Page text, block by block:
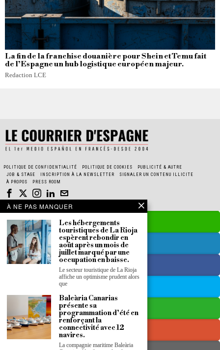
La fin de la franchise douanière pour Shein et Temu fait
de l’Espagne un hub logistique européen majeur.
Redaction LCE
POLITIQUE DE CONFIDENTIALITÉ POLITIQUE DE COOKIES
PUBLICITÉ & AUTRE
JOB & STAGE
INSCRIPTION À LA NEWSLETTER
SIGNALER UN CONTENU ILLICITE
À PROPOS
PRESS ROOM
À NE PAS MANQUER
Les hébergements
touristiques de La Rioja
espèrent rebondir en
août après un mois de
juillet marqué par une
occupation en baisse.
Le secteur touristique de La Rioja
affiche un optimisme prudent alors
que
Baleària Canarias
présente sa
programmation d’été en
renforçant la
connectivité avec 12
navires.
La compagnie maritime Baleària